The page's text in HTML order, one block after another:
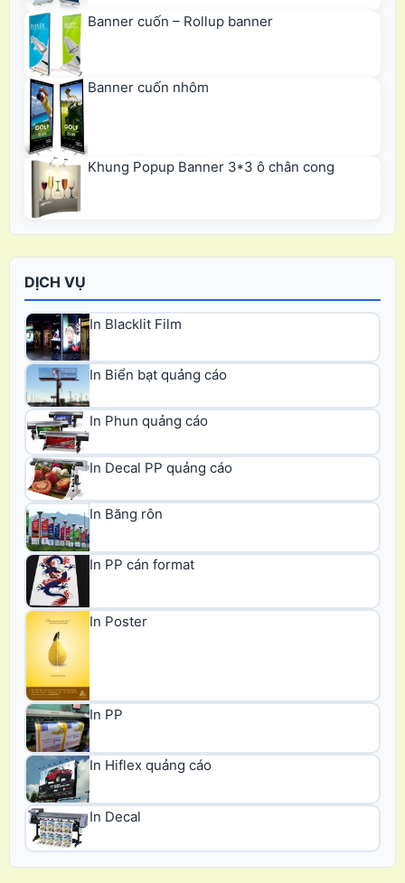
Banner cuốn – Rollup banner
Banner cuốn nhôm
Khung Popup Banner 3*3 ô chân cong
DỊCH VỤ
In Blacklit Film
In Biển bạt quảng cáo
In Phun quảng cáo
In Decal PP quảng cáo
In Băng rôn
In PP cán format
In Poster
In PP
In Hiflex quảng cáo
In Decal